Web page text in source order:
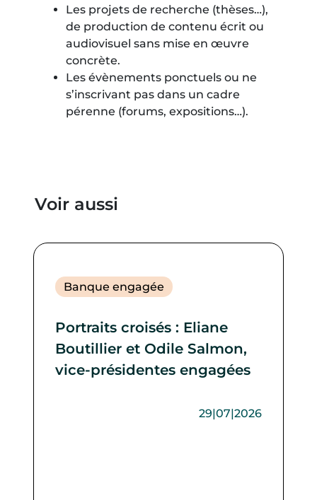
Les projets de recherche (thèses…),
de production de contenu écrit ou
audiovisuel sans mise en œuvre
concrète.
Les évènements ponctuels ou ne
s’inscrivant pas dans un cadre
pérenne (forums, expositions…).
Voir aussi
Banque engagée
Portraits croisés : Eliane
Boutillier et Odile Salmon,
vice-présidentes engagées
29|07|2026